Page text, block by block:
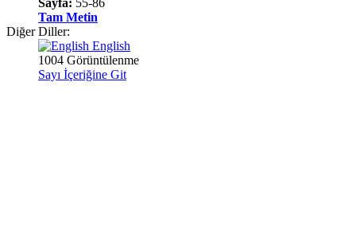
Sayfa: 55-86
Tam Metin
Diğer Diller:
English
1004 Görüntülenme
Sayı İçeriğine Git